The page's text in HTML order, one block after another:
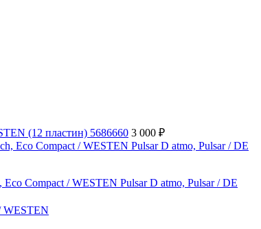
(12 пластин) 5686660 3 000 ₽
Compact / WESTEN Pulsar D atmo, Pulsar / DE